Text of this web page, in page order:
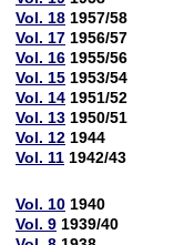
Vol. 18 1957/58
Vol. 17 1956/57
Vol. 16 1955/56
Vol. 15 1953/54
Vol. 14 1951/52
Vol. 13 1950/51
Vol. 12 1944
Vol. 11 1942/43
Vol. 10 1940
Vol. 9 1939/40